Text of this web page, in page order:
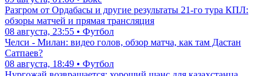
Разгром от Ордабасы и другие результаты 21-го тура КПЛ:
обзоры матчей и прямая трансляция
08 августа, 23:55 • Футбол
Челси - Милан: видео голов, обзор матча, как там Дастан
Сатпаев?
08 августа, 18:49 • Футбол